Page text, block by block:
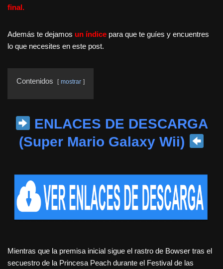
final.
Además te dejamos un índice para que te guíes y encuentres
lo que necesites en este post.
Contenidos mostrar
ENLACES DE DESCARGA
(Super Mario Galaxy Wii)
Mientras que la premisa inicial sigue el rastro de Bowser tras el
secuestro de la Princesa Peach durante el Festival de las